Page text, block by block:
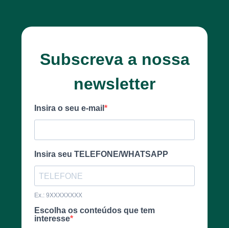
Subscreva a nossa
newsletter
Insira o seu e-mail
Insira seu TELEFONE/WHATSAPP
Ex.: 9XXXXXXXX
Escolha os conteúdos que tem
interesse